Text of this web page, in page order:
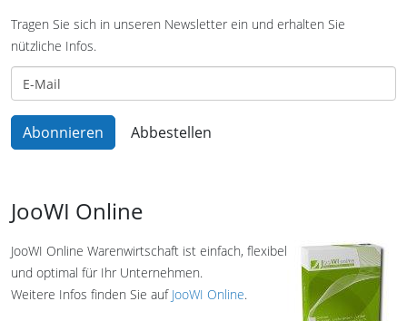
Tragen Sie sich in unseren Newsletter ein und erhalten Sie
nützliche Infos.
JooWI Online
JooWI Online Warenwirtschaft ist einfach, flexibel
und optimal für Ihr Unternehmen.
Weitere Infos finden Sie auf JooWI Online.